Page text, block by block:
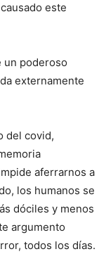
este
un poderoso
externamente
del covid,
aferrarnos a
los humanos se
dóciles y menos
argumento
todos los días.